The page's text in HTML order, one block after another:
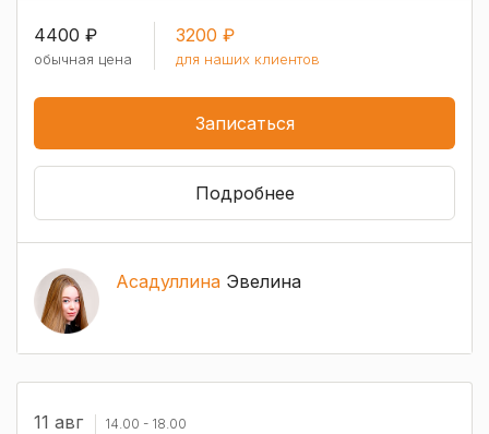
4400 ₽
обычная цена
3200 ₽
для наших клиентов
Записаться
Подробнее
Асадуллина Эвелина
11 авг 14.00 - 18.00